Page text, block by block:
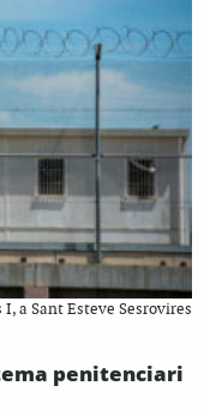
a Sant Esteve Sesrovires
penitenciari